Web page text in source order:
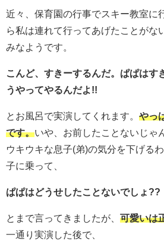
近々、保育園の行事でスキー教室に
ら私は連れて行ってあげたことがな
みなようです。
こんど、すきーするんだ。ぱぱはす
うやってやるんだよ!!
とお風呂で実演してくれます。 やっ
です。いや、お前したことないじゃ
ウキウキな息子(弟)の気分を下げる
子に乗って、
ぱぱはどうせしたことないでしょ??
とまで言ってきましたが、 可愛いは
一通り実演した後で、